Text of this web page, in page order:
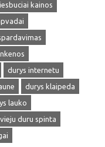
kainos
durys internetu
durys klaipeda
lauko
duru spinta